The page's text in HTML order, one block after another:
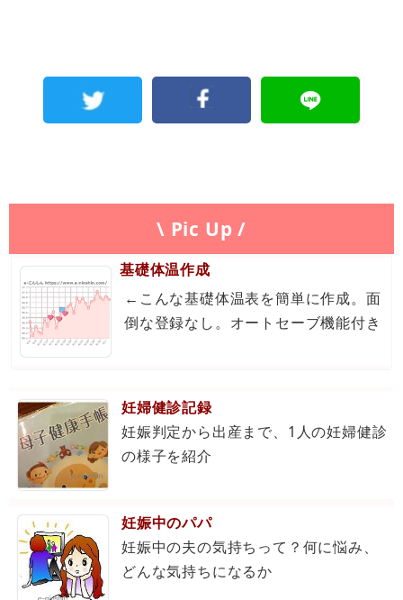
\ Pic Up /
基礎体温作成
←こんな基礎体温表を簡単に作成。面
倒な登録なし。オートセーブ機能付き
妊婦健診記録
妊娠判定から出産まで、1人の妊婦健診
の様子を紹介
妊娠中のパパ
妊娠中の夫の気持ちって？何に悩み、
どんな気持ちになるか